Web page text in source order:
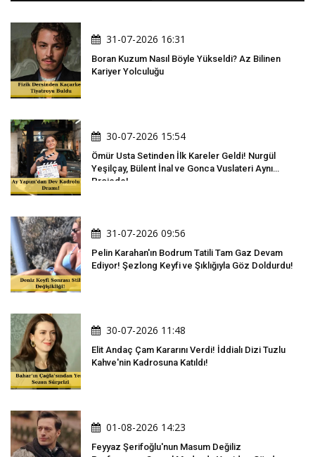
31-07-2026 16:31
Boran Kuzum Nasıl Böyle Yükseldi? Az Bilinen
Kariyer Yolculuğu
30-07-2026 15:54
Ömür Usta Setinden İlk Kareler Geldi! Nurgül
Yeşilçay, Bülent İnal ve Gonca Vuslateri Aynı
Projede!
31-07-2026 09:56
Pelin Karahan'ın Bodrum Tatili Tam Gaz Devam
Ediyor! Şezlong Keyfi ve Şıklığıyla Göz Doldurdu!
30-07-2026 11:48
Elit Andaç Çam Kararını Verdi! İddialı Dizi Tuzlu
Kahve'nin Kadrosuna Katıldı!
01-08-2026 14:23
Feyyaz Şerifoğlu'nun Masum Değiliz